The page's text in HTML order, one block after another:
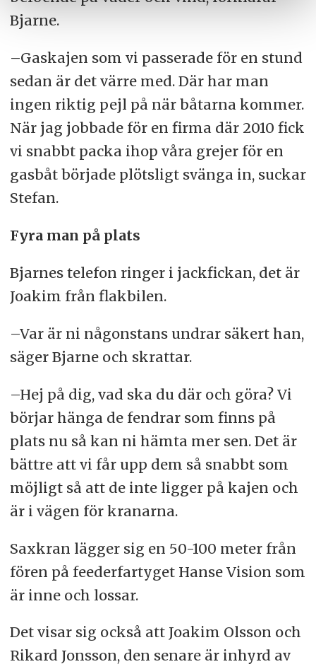
Bjarne.
–Gaskajen som vi passerade för en stund
sedan är det värre med. Där har man
ingen riktig pejl på när båtarna kommer.
När jag jobbade för en firma där 2010 fick
vi snabbt packa ihop våra grejer för en
gasbåt började plötsligt svänga in, suckar
Stefan.
Fyra man på plats
Bjarnes telefon ringer i jackfickan, det är
Joakim från flakbilen.
–Var är ni någonstans undrar säkert han,
säger Bjarne och skrattar.
–Hej på dig, vad ska du där och göra? Vi
börjar hänga de fendrar som finns på
plats nu så kan ni hämta mer sen. Det är
bättre att vi får upp dem så snabbt som
möjligt så att de inte ligger på kajen och
är i vägen för kranarna.
Saxkran lägger sig en 50-100 meter från
fören på feederfartyget Hanse Vision som
är inne och lossar.
Det visar sig också att Joakim Olsson och
Rikard Jonsson, den senare är inhyrd av